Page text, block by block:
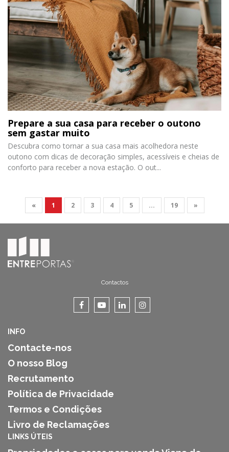
Prepare a sua casa para receber o outono
sem gastar muito
Descubra como tornar a sua casa mais acolhedora neste
outono com dicas de decoração simples, acessíveis e cheias de
conforto para receber a nova estação. O out...
« 1 2 3 4 5 ... 19 »
Contactos
INFO
Contacte-nos
O nosso Blog
Recrutamento
Política de Privacidade
Termos e Condições
Livro de Reclamações
LINKS ÚTEIS